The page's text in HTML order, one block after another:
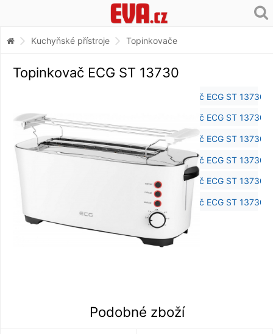
Kuchyňské přístroje Topinkovače
Topinkovač ECG ST 13730
Podobné zboží